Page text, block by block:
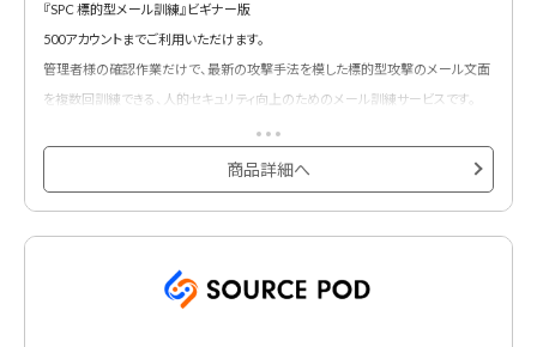
『SPC 標的型メール訓練』ビギナー版
500アカウントまでご利用いただけます。
管理者様の確認作業だけで、最新の攻撃手法を模した標的型攻撃のメール文面
を複数回訓練できる、人的セキュリティ向上のためのメール訓練サービスです。
商品詳細へ